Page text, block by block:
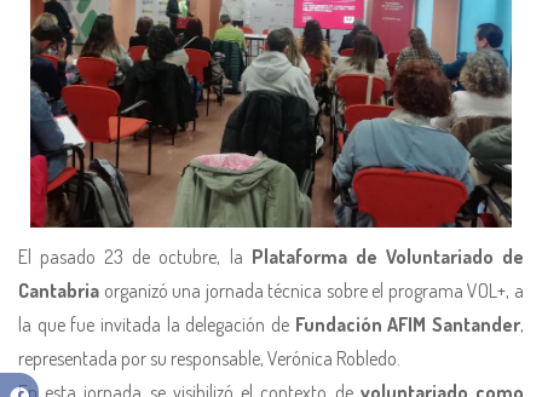
El pasado 23 de octubre, la Plataforma de Voluntariado de
Cantabria organizó una jornada técnica sobre el programa VOL+, a
la que fue invitada la delegación de Fundación AFIM Santander,
representada por su responsable, Verónica Robledo.
En esta jornada se visibilizó el contexto de voluntariado como